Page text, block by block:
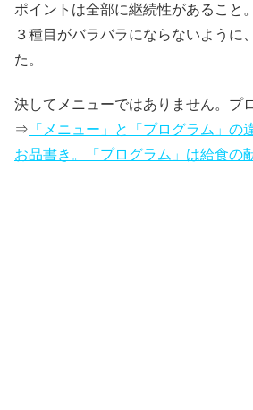
ポイントは全部に継続性があること。
３種目がバラバラにならないように
た。
決してメニューではありません。プ
⇒ 「メニュー」と「プログラム」の
お品書き。「プログラム」は給食の